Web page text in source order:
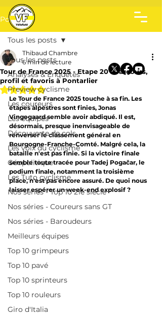
Post
Tous les posts
Analyses & Enquêtes
Preview cyclisme
Les coureurs
Les équipes
Découverte de cols
Les voix du cyclisme
Géopolitique
Les Tuto cyclisme
Nos séries - Top 10 21e siècle
Nos séries - Coureurs sans GT
Nos séries - Baroudeurs
Meilleurs équipes
Top 10 grimpeurs
Top 10 pavé
Top 10 sprinteurs
Top 10 rouleurs
Giro d'Italia
Tous les posts
Tour de France 2025 - Etape 20 : Parcours,
profil et favoris à Pontarlier
Thibaud Chambre
6 min de lecture
Noté NaN étoiles sur 5.
Le Tour de France 2025 touche à sa fin. Les
étapes alpestres sont finies, Jonas
Vingegaard semble avoir abdiqué. Il est,
désormais, presque inenvisageable de
renverser le classement général en
Bourgogne-Franche-Comté. Malgré cela, la
bataille n'est pas finie. Si la victoire finale
semble toute tracée pour Tadej Pogačar, le
podium finale, notamment la troisième
place, n'est pas encore assuré. De quoi nous
laisser espérer un week-end explosif ?